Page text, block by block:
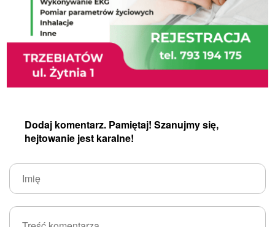
Dodaj komentarz. Pamiętaj! Szanujmy się,
hejtowanie jest karalne!